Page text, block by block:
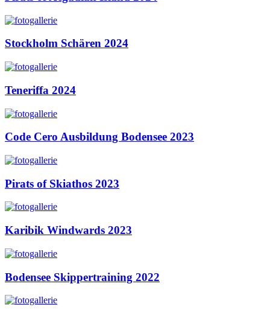
Stockholm Schären 2024
Teneriffa 2024
Code Cero Ausbildung Bodensee 2023
Pirats of Skiathos 2023
Karibik Windwards 2023
Bodensee Skippertraining 2022